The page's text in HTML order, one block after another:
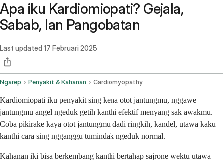
Apa iku Kardiomiopati? Gejala,
Sabab, lan Pangobatan
Last updated 17 Februari 2025
Ngarep Penyakit & Kahanan Cardiomyopathy
Kardiomiopati iku penyakit sing kena otot jantungmu, nggawe
jantungmu angel ngeduk getih kanthi efektif menyang sak awakmu.
Coba pikirake kaya otot jantungmu dadi ringkih, kandel, utawa kaku
kanthi cara sing ngganggu tumindak ngeduk normal.
Kahanan iki bisa berkembang kanthi bertahap sajrone wektu utawa